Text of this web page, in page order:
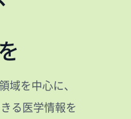
域を中心に、
る医学情報を